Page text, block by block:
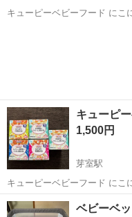
キューピーベビーフード にこにこボックス 60g
1,500円
芽室駅
キューピーベビーフード にこにこ
で1500円
北海道 河西郡 芽室駅
ベビーベッ